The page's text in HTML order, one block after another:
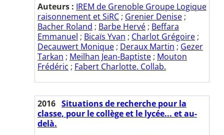
Auteurs : IREM de Grenoble Groupe Logique
raisonnement et SiRC ; Grenier Denise ;
Bacher Roland ; Barbe Hervé ; Beffara
Emmanuel ; Bicaïs Yvan ; Charlot Grégoire ;
Decauwert Monique ; Deraux Martin ; Gezer
Tarkan ; Meilhan Jean-Baptiste ; Mouton
Frédéric ; Fabert Charlotte. Collab.
2016 Situations de recherche pour la
classe, pour le collège et le lycée... et au-
delà.